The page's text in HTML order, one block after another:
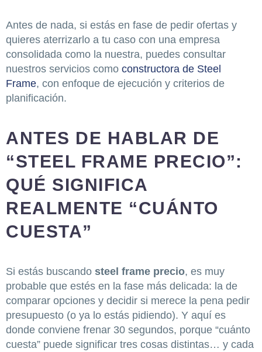
Antes de nada, si estás en fase de pedir ofertas y
quieres aterrizarlo a tu caso con una empresa
consolidada como la nuestra, puedes consultar
nuestros servicios como constructora de Steel
Frame, con enfoque de ejecución y criterios de
planificación.
ANTES DE HABLAR DE
“STEEL FRAME PRECIO”:
QUÉ SIGNIFICA
REALMENTE “CUÁNTO
CUESTA”
Si estás buscando steel frame precio, es muy
probable que estés en la fase más delicada: la de
comparar opciones y decidir si merece la pena pedir
presupuesto (o ya lo estás pidiendo). Y aquí es
donde conviene frenar 30 segundos, porque “cuánto
cuesta” puede significar tres cosas distintas… y cada